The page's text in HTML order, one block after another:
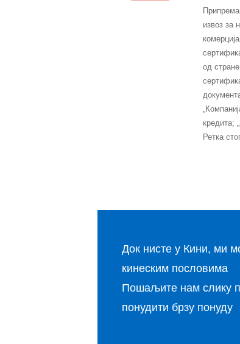
извоз за
од
кредита;
Ретка
Док нисте у Кини, ми
кинеским пословима
Пошаљите нам слику
понудити брзу понуду